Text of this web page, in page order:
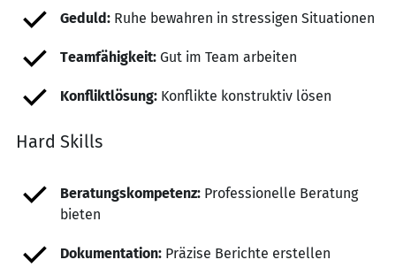
Geduld: Ruhe bewahren in stressigen Situationen
Teamfähigkeit: Gut im Team arbeiten
Konfliktlösung: Konflikte konstruktiv lösen
Hard Skills
Beratungskompetenz: Professionelle Beratung
bieten
Dokumentation: Präzise Berichte erstellen